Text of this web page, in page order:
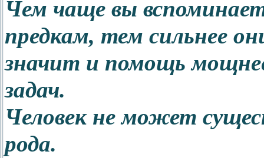
Чем чаще вы
предкам, тем сильнее
значит и помощь
задач.
Человек не может
рода.